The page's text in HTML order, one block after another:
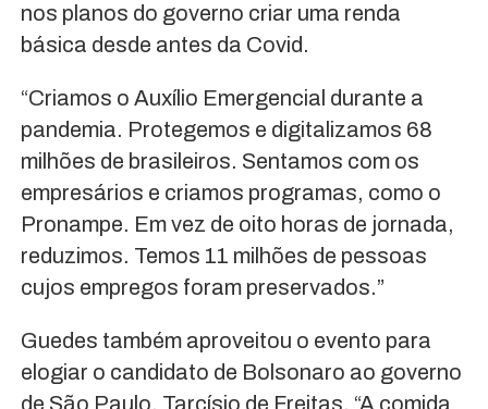
nos planos do governo criar uma renda
básica desde antes da Covid.
“Criamos o Auxílio Emergencial durante a
pandemia. Protegemos e digitalizamos 68
milhões de brasileiros. Sentamos com os
empresários e criamos programas, como o
Pronampe. Em vez de oito horas de jornada,
reduzimos. Temos 11 milhões de pessoas
cujos empregos foram preservados.”
Guedes também aproveitou o evento para
elogiar o candidato de Bolsonaro ao governo
de São Paulo, Tarcísio de Freitas. “A comida